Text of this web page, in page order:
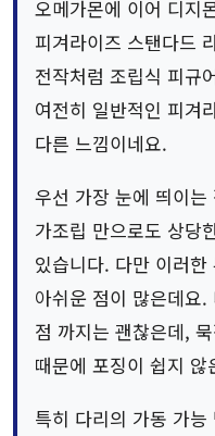
오메가몬에 이어 디지
피겨라이즈 스탠다드
전작처럼 조립식 피규
여전히 일반적인 피겨
다른 느낌이네요.
우선 가장 눈에 띄이
가조립 만으로도 상당
있습니다. 다만 이러
아쉬운 점이 많은데요
점 까지는 괜찮은데,
때문에 포징이 쉽지
특히 다리의 가동 가